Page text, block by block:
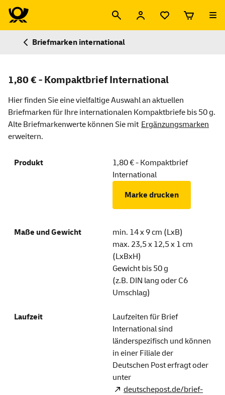
Briefmarken international
1,80 € - Kompaktbrief International
Hier finden Sie eine vielfaltige Auswahl an aktuellen
Briefmarken für Ihre internationalen Kompaktbriefe bis 50 g.
Alte Briefmarkenwerte können Sie mit Ergänzungsmarken
erweitern.
1,80 € - Kompaktbrief
International
Marke drucken
min. 14 x 9 cm (LxB)
max. 23,5 x 12,5 x 1 cm
(LxBxH)
Gewicht bis 50 g
(z.B. DIN lang oder C6
Umschlag)
Laufzeiten für Brief
International sind
länderspezifisch und können
in einer Filiale der
Deutschen Post erfragt oder
unter
deutschepost.de/brief-